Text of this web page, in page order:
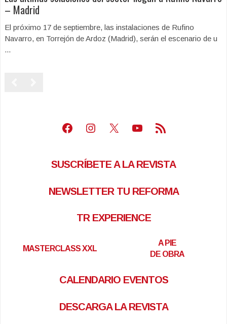
– Madrid
El próximo 17 de septiembre, las instalaciones de Rufino
Navarro, en Torrejón de Ardoz (Madrid), serán el escenario de u
...
Facebook
Instagram
X Youtube
Feed RSS
SUSCRÍBETE A LA REVISTA
NEWSLETTER TU REFORMA
TR EXPERIENCE
MASTERCLASS XXL
A PIE
DE OBRA
CALENDARIO EVENTOS
DESCARGA LA REVISTA